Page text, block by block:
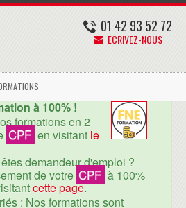
01 42 93 52 72
ECRIVEZ-NOUS
à 100% !
formations en 2
CPF en visitant le
demandeur d'emploi ?
de votre CPF à 100%
cette page.
: Nos formations sont